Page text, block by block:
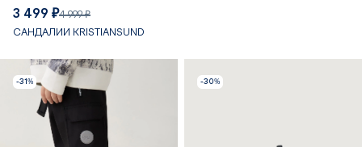
3 499 ₽4 999 ₽
САНДАЛИИ KRISTIANSUND
-31% -30%